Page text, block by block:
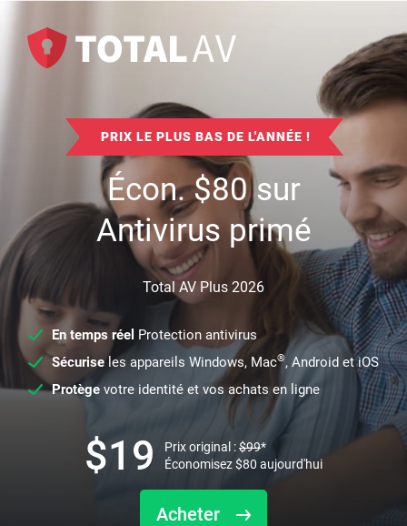
PRIX LE PLUS BAS DE L'ANNÉE !
Écon.$80sur
Antivirus primé
Total AV Plus 2026
En temps réel Protection antivirus
Sécuriseles appareils Windows, Mac®, Android et iOS
Protège votre identité et vos achats en ligne
Acheter
$19 Prix original :$99*
Économisez$80 aujourd'hui